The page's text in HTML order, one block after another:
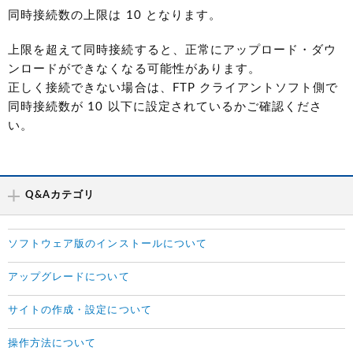
同時接続数の上限は 10 となります。
上限を超えて同時接続すると、正常にアップロード・ダウ
ンロードができなくなる可能性があります。
正しく接続できない場合は、FTP クライアントソフト側で
同時接続数が 10 以下に設定されているかご確認くださ
い。
Q&Aカテゴリ
ソフトウェア版のインストールについて
アップグレードについて
サイトの作成・設定について
操作方法について